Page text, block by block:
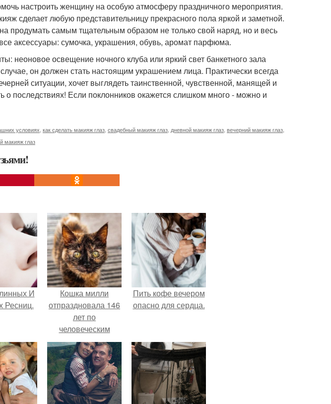
настроить женщину на особую атмосферу праздничного мероприятия.
сделает любую представительницу прекрасного пола яркой и заметной.
продумать самым тщательным образом не только свой наряд, но и весь
аксессуары: сумочка, украшения, обувь, аромат парфюма.
неоновое освещение ночного клуба или яркий свет банкетного зала
он должен стать настоящим украшением лица. Практически всегда
ситуации, хочет выглядеть таинственной, чувственной, манящей и
о последствиях! Если поклонников окажется слишком много - можно и
условиях, как сделать макияж глаз, свадебный макияж глаз, дневной макияж глаз, вечерний макияж глаз,
макияж глаз
И
Ресниц.
Кошка милли
отпраздновала 146
лет по
человеческим
Меркам и
претендует на
звание самой
старой в мире.
Пить кофе вечером
опасно для сердца.